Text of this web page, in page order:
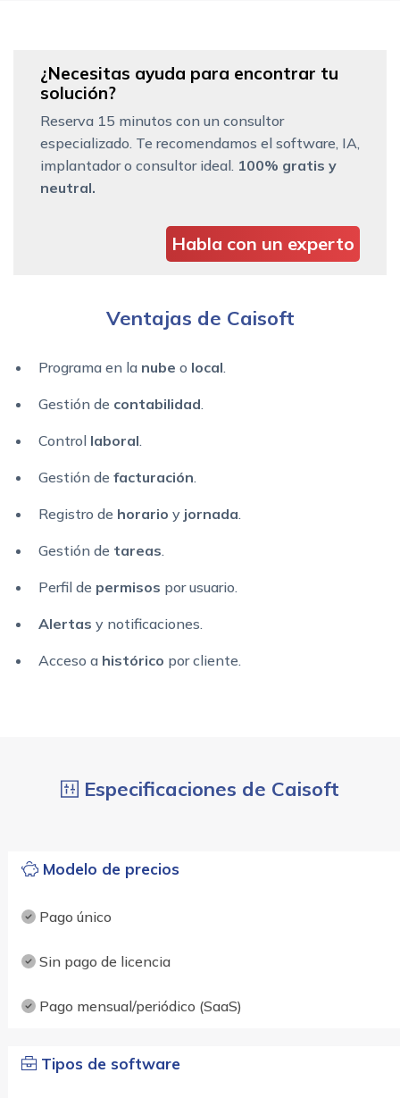
¿Necesitas ayuda para encontrar tu
solución?
Reserva 15 minutos con un consultor
especializado. Te recomendamos el software, IA,
implantador o consultor ideal. 100% gratis y
neutral.
Habla con un experto
Ventajas de Caisoft
Programa en la nube o local.
Gestión de contabilidad.
Control laboral.
Gestión de facturación.
Registro de horario y jornada.
Gestión de tareas.
Perfil de permisos por usuario.
Alertas y notificaciones.
Acceso a histórico por cliente.
Especificaciones de Caisoft
Modelo de precios
Pago único
Sin pago de licencia
Pago mensual/periódico (SaaS)
Tipos de software